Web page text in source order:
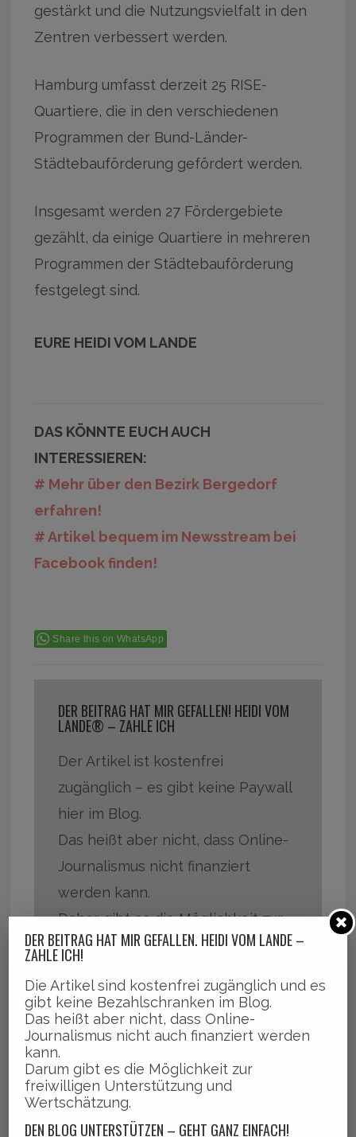
gestärkt und die Nutzungsvielfalt in den
Zentren verbessert werden.
Hamburg umfasst derzeit 25 RISE-
Quartiere, die in den verschiedenen
Programmen der Bund-Länder-
Städtebauförderung gefördert werden.
Insgesamt werden 27 Fördergebiete
gezählt, da einige Quartiere in mehreren
Programmen der Städtebauförderung
festgelegt sind.
EURE HEIDI VOM LANDE
DAS KÖNNTE EUCH AUCH
INTERESSIEREN:
# Mehr über den Bezirk Bergedorf
erfahren!
# Artikel bequem im Newsstream bei
Facebook finden!
Share this on WhatsApp
DER BEITRAG HAT MIR GEFALLEN! HEIDI VOM
LANDE® – ZAHLE ICH
Der Artikel ist kostenfrei
zugänglich – es gibt keine Paywall
hier im Blog.
Das heißt aber nicht, dass Online-
Journalismus nicht finanziert
werden kann.
Daher gibt es die Möglichkeit zur
freiwilligen Unterstützung und
DEN BLOG UNTERSTÜTZEN – GEHT GANZ
EINFACH ÜBER PAYPAL
Auch ein kleiner Betrag hilft schon
ungemein und bedeutet ganz viel.
Daher sind Betrag und Häufigkeit
DER BEITRAG HAT MIR GEFALLEN. HEIDI VOM LANDE –
ZAHLE ICH!
Die Artikel sind kostenfrei zugänglich und es
gibt keine Bezahlschranken im Blog.
Das heißt aber nicht, dass Online-
Journalismus nicht auch finanziert werden
kann.
Darum gibt es die Möglichkeit zur
freiwilligen Unterstützung und
Wertschätzung.
DEN BLOG UNTERSTÜTZEN – GEHT GANZ EINFACH!